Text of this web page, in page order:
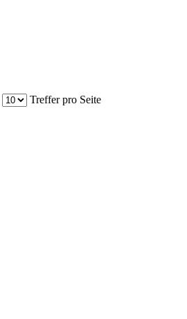
Treffer pro Seite